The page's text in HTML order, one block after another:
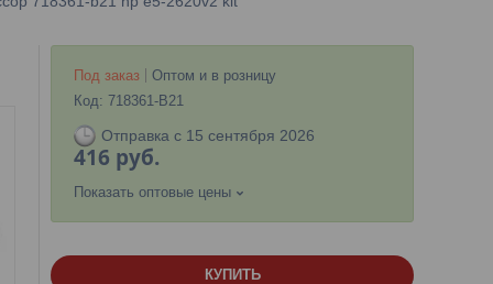
Под заказ
Оптом и в розницу
Код: 718361-B21
Отправка с 15 сентября 2026
416 руб.
Показать оптовые цены
КУПИТЬ